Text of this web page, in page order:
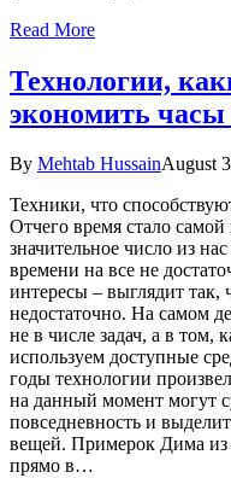
Read More
Технологии,
экономить часы
By Mehtab HussainAugust
Техники, что
Отчего время стало
значительное число из
времени на все не
интересы – выглядит так,
недостаточно. На самом
не в числе задач, а в том,
используем доступные
годы технологии
на данный момент могут
повседневность и
вещей. Примерок Дима из
прямо в…